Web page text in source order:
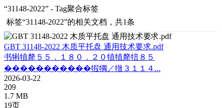
“31148-2022” - Tag聚合标签
标签“31148-2022”的相关文档，共1条
GBT 31148-2022 木质平托盘 通用技术要求.pdf
书犐犆犛５５．１８０．２０犆犆犛犃８５
�����������犌犅／犜３１１４...
2026-03-22
209
1.7 MB
19页